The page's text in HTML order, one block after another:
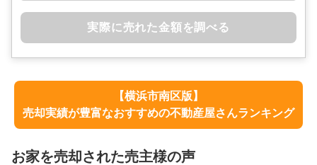
実際に売れた金額を調べる
【横浜市南区版】
売却実績が豊富なおすすめの不動産屋さんランキング
お家を売却された売主様の声